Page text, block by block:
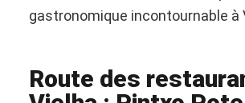
gastronomique incontournable à
Route des